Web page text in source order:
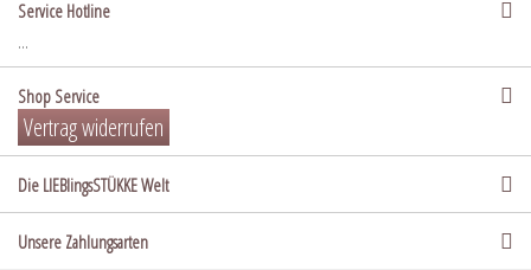
Service Hotline
...
Shop Service
Vertrag widerrufen
Die LIEBlingsSTÜKKE Welt
Unsere Zahlungsarten